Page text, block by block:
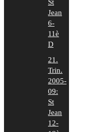
St
Jean
6-
11è
D
21.
Trin.
2005-
09:
St
Jean
12-